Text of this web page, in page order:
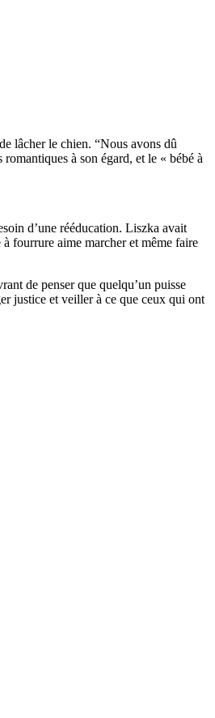
lâcher le chien. “Nous avons dû
à son égard, et le « bébé à
d’une rééducation. Liszka avait
à fourrure aime marcher et même faire
de penser que quelqu’un puisse
justice et veiller à ce que ceux qui ont